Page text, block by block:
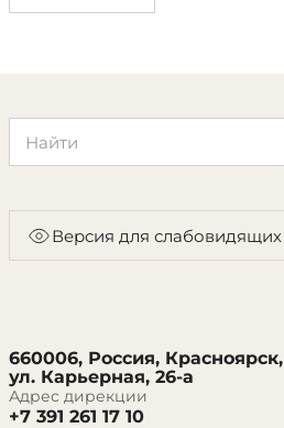
Версия для слабовидящих
660006, Россия, Красноярск,
ул. Карьерная, 26-а
Адрес дирекции
+7 391 261 17 10